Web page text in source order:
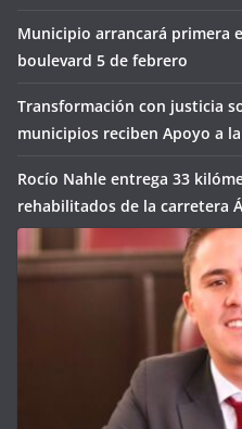
Municipio arrancará primera
boulevard 5 de febrero
Transformación con justicia
municipios reciben Apoyo a
Rocío Nahle entrega 33
rehabilitados de la carretera